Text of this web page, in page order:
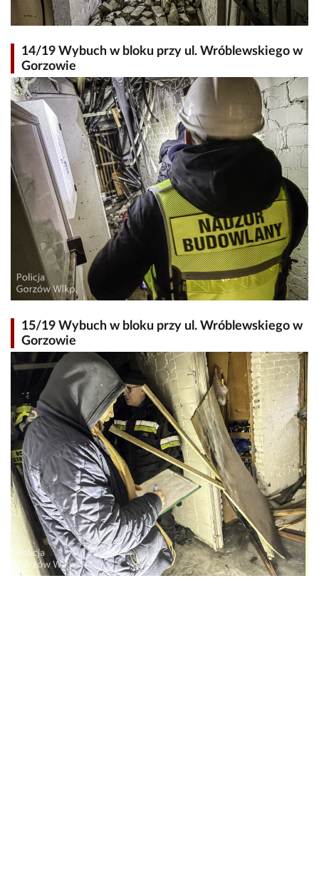
14/19 Wybuch w bloku przy ul. Wróblewskiego w
Gorzowie
15/19 Wybuch w bloku przy ul. Wróblewskiego w
Gorzowie